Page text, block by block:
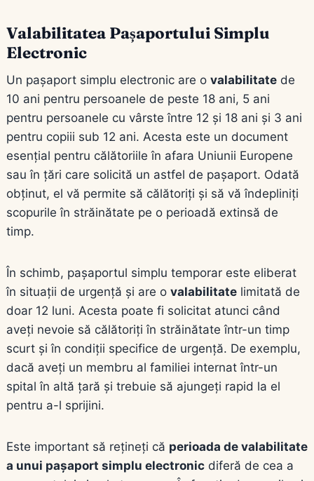
Valabilitatea Pașaportului Simplu
Electronic
Un pașaport simplu electronic are o valabilitate de
10 ani pentru persoanele de peste 18 ani, 5 ani
pentru persoanele cu vârste între 12 și 18 ani și 3 ani
pentru copiii sub 12 ani. Acesta este un document
esențial pentru călătoriile în afara Uniunii Europene
sau în țări care solicită un astfel de pașaport. Odată
obținut, el vă permite să călătoriți și să vă îndepliniți
scopurile în străinătate pe o perioadă extinsă de
timp.
În schimb, pașaportul simplu temporar este eliberat
în situații de urgență și are o valabilitate limitată de
doar 12 luni. Acesta poate fi solicitat atunci când
aveți nevoie să călătoriți în străinătate într-un timp
scurt și în condiții specifice de urgență. De exemplu,
dacă aveți un membru al familiei internat într-un
spital în altă țară și trebuie să ajungeți rapid la el
pentru a-l sprijini.
Este important să rețineți că perioada de valabilitate
a unui pașaport simplu electronic diferă de cea a